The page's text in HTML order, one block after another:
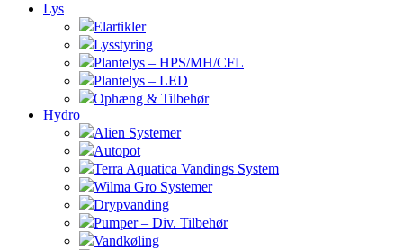
Lys
Elartikler
Lysstyring
Plantelys – HPS/MH/CFL
Plantelys – LED
Ophæng & Tilbehør
Hydro
Alien Systemer
Autopot
Terra Aquatica Vandings System
Wilma Gro Systemer
Drypvanding
Pumper – Div. Tilbehør
Vandkøling